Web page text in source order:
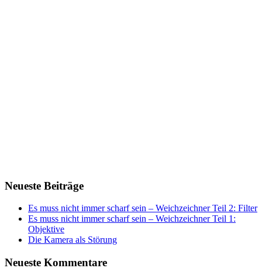
Neueste Beiträge
Es muss nicht immer scharf sein – Weichzeichner Teil 2: Filter
Es muss nicht immer scharf sein – Weichzeichner Teil 1:
Objektive
Die Kamera als Störung
Neueste Kommentare